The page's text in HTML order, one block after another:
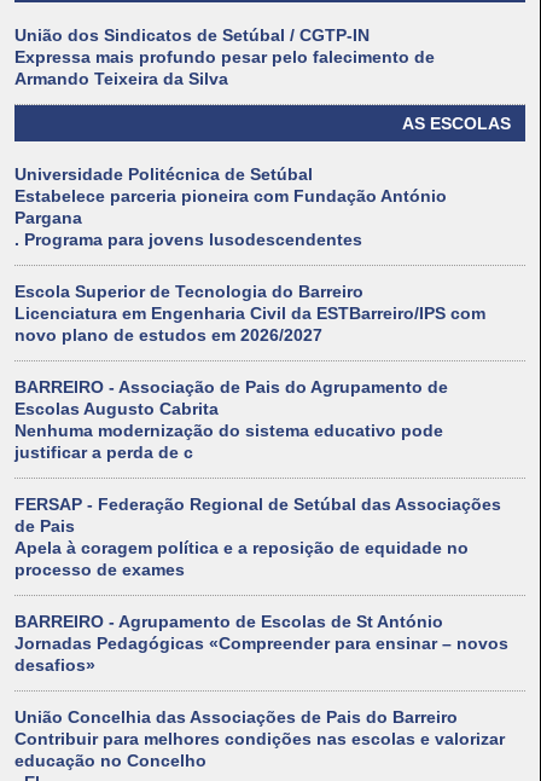
União dos Sindicatos de Setúbal / CGTP-IN
Expressa mais profundo pesar pelo falecimento de
Armando Teixeira da Silva
AS ESCOLAS
Universidade Politécnica de Setúbal
Estabelece parceria pioneira com Fundação António
Pargana
. Programa para jovens lusodescendentes
Escola Superior de Tecnologia do Barreiro
Licenciatura em Engenharia Civil da ESTBarreiro/IPS com
novo plano de estudos em 2026/2027
BARREIRO - Associação de Pais do Agrupamento de
Escolas Augusto Cabrita
Nenhuma modernização do sistema educativo pode
justificar a perda de c
FERSAP - Federação Regional de Setúbal das Associações
de Pais
Apela à coragem política e a reposição de equidade no
processo de exames
BARREIRO - Agrupamento de Escolas de St António
Jornadas Pedagógicas «Compreender para ensinar – novos
desafios»
União Concelhia das Associações de Pais do Barreiro
Contribuir para melhores condições nas escolas e valorizar
educação no Concelho